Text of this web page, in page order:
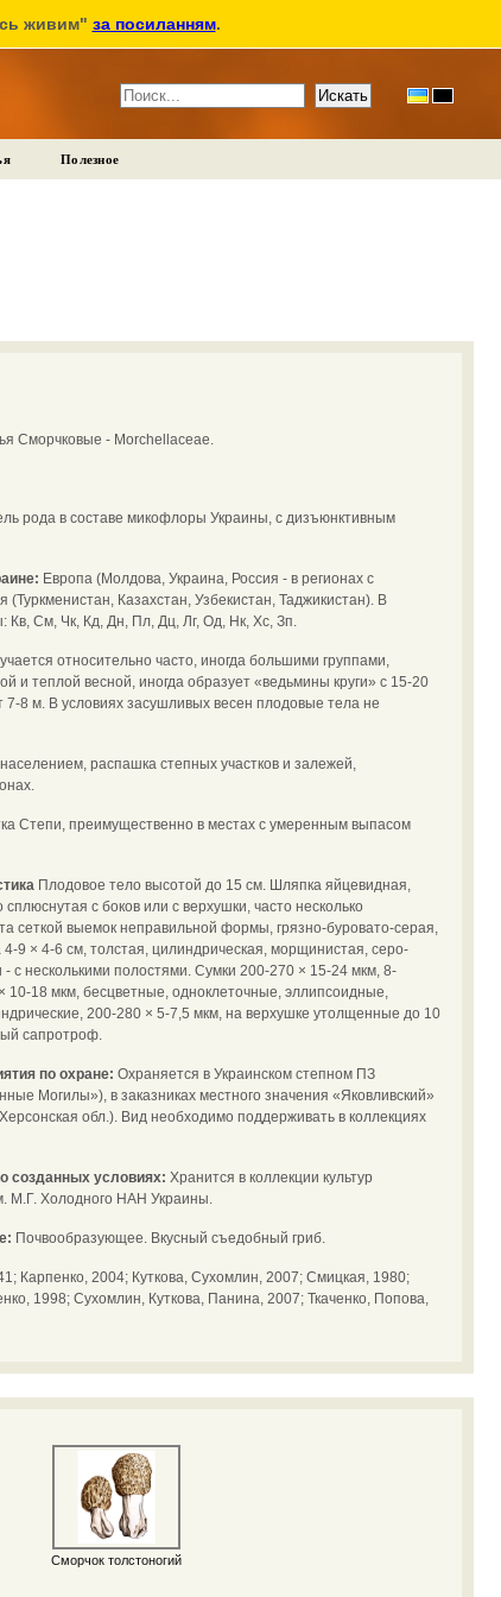
живим" за посиланням.
Полезное
Сморчковые - Morchellaceae.
рода в составе микофлоры Украины, с дизъюнктивным
Европа (Молдова, Украина, Россия - в регионах с
Казахстан, Узбекистан, Таджикистан). В
Кв, См, Чк, Кд, Дн, Пл, Дц, Лг, Од, Нк, Хс, Зп.
относительно часто, иногда большими группами,
и теплой весной, иногда образует «ведьмины круги» с 15-20
7-8 м. В условиях засушливых весен плодовые тела не
распашка степных участков и залежей,
Степи, преимущественно в местах с умеренным выпасом
Плодовое тело высотой до 15 см. Шляпка яйцевидная,
с боков или с верхушки, часто несколько
сеткой выемок неправильной формы, грязно-буровато-серая,
9 × 4-6 см, толстая, цилиндрическая, морщинистая, серо-
с несколькими полостями. Сумки 200-270 × 15-24 мкм, 8-
18 мкм, бесцветные, одноклеточные, эллипсоидные,
200-280 × 5-7,5 мкм, на верхушке утолщенные до 10
сапротроф.
по охране: Охраняется в Украинском степном ПЗ
Могилы»), в заказниках местного значения «Яковливский»
обл.). Вид необходимо поддерживать в коллекциях
созданных условиях: Хранится в коллекции культур
М.Г. Холодного НАН Украины.
Почвообразующее. Вкусный съедобный гриб.
Карпенко, 2004; Куткова, Сухомлин, 2007; Смицкая, 1980;
1998; Сухомлин, Куткова, Панина, 2007; Ткаченко, Попова,
Сморчок толстоногий